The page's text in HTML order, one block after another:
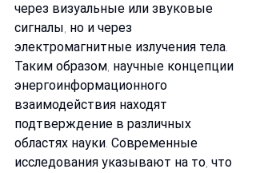
через визуальные или звуковые
сигналы, но и через
электромагнитные излучения тела.
Таким образом, научные концепции
энергоинформационного
взаимодействия находят
подтверждение в различных
областях науки. Современные
исследования указывают на то, что